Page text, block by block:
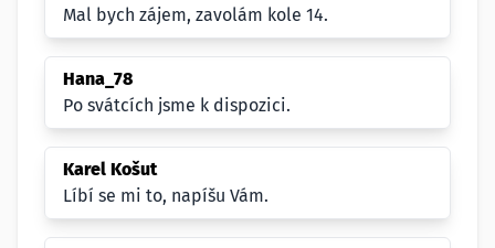
Mal bych zájem, zavolám kole 14.
Hana_78
Po svátcích jsme k dispozici.
Karel Košut
Líbí se mi to, napíšu Vám.